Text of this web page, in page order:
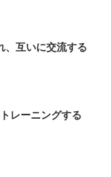
、互いに交流する
レーニングする